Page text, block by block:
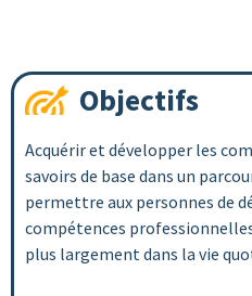
Objectifs
Acquérir et développer les
savoirs de base dans un
permettre aux personnes de
compétences
plus largement dans la vie